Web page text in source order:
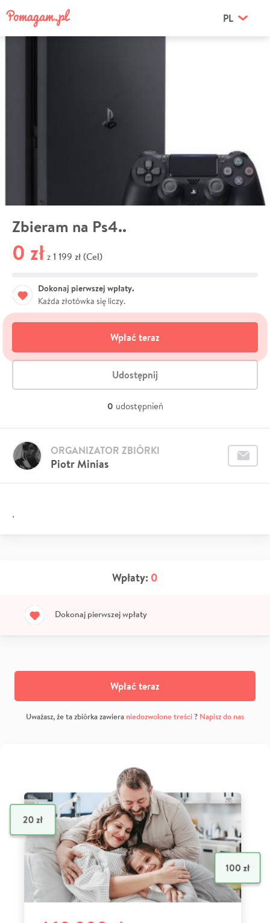
PL
Zbieram na Ps4..
0 zł z 1 199 zł (Cel)
Dokonaj pierwszej wpłaty.
Każda złotówka się liczy.
Wpłać teraz
Udostępnij
0 udostępnień
Piotr Minias
ORGANIZATOR ZBIÓRKI
.
Wpłaty: 0
Dokonaj pierwszej wpłaty
Wpłać teraz
Uważasz, że ta zbiórka zawiera niedozwolone treści? Napisz do nas